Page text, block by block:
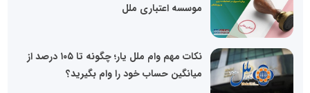
موسسه اعتباری ملل
نکات مهم وام ملل یار؛ چگونه تا ۱۰۵ درصد از
میانگین حساب خود را وام بگیرید؟